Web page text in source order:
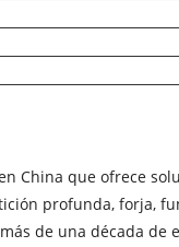
China que ofrece
profunda, forja,
de una década